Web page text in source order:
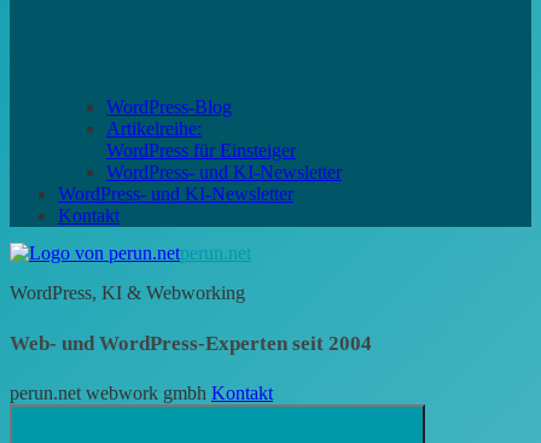
WordPress-Blog
Artikelreihe:
WordPress für Einsteiger
WordPress- und KI-Newsletter
WordPress- und KI-Newsletter
Kontakt
perun.net
WordPress, KI & Webworking
Web- und WordPress-Experten seit 2004
perun.net webwork gmbh Kontakt